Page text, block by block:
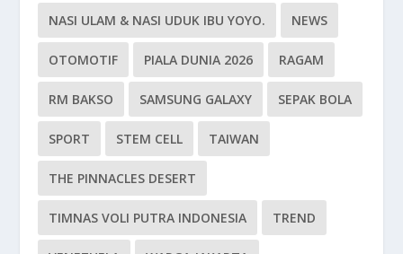
NASI ULAM & NASI UDUK IBU YOYO. NEWS
OTOMOTIF PIALA DUNIA 2026 RAGAM
RM BAKSO SAMSUNG GALAXY SEPAK BOLA
SPORT STEM CELL TAIWAN
THE PINNACLES DESERT
TIMNAS VOLI PUTRA INDONESIA TREND